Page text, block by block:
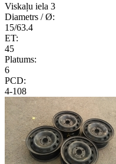
Viskaļu iela 3
Diametrs / Ø:
15/63.4
ET:
45
Platums:
6
PCD:
4-108